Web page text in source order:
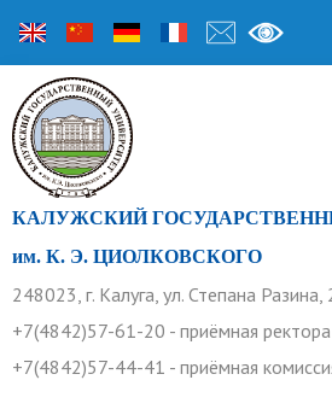
КАЛУЖСКИЙ
им. К. Э. ЦИОЛКОВСКОГО
248023, г. Калуга, ул. Степана Разина,
+7(4842)57-61-20 - приёмная ректора
+7(4842)57-44-41 - приёмная